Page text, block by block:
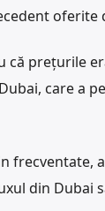
oferite
că prețurile
care a
frecventate,
din Dubai